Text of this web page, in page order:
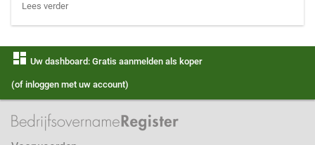
Lees verder
dashboard Uw dashboard: Gratis aanmelden als koper
(of inloggen met uw account)